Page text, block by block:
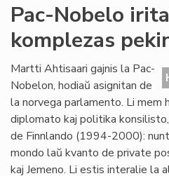
Pac-Nobelo
komplezas
Martti Ahtisaari gajnis la Pac-
Nobelon, hodiaŭ asignitan de
la norvega parlamento. Li mem
diplomato kaj politika
de Finnlando (1994-2000):
mondo laŭ kvanto de private
kaj Jemeno. Li estis interalie la